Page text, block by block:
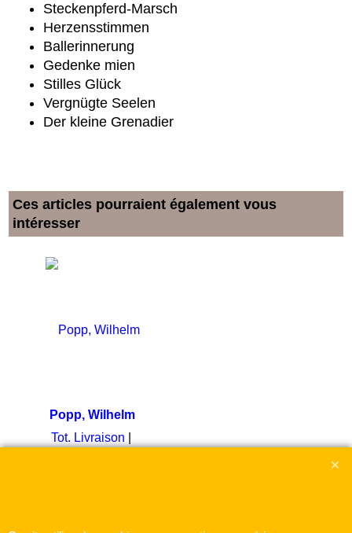
Steckenpferd-Marsch
Herzensstimmen
Ballerinnerung
Gedenke mien
Stilles Glück
Vergnügte Seelen
Der kleine Grenadier
Ces articles pourraient également vous
intéresser
Popp, Wilhelm
Tot. Livraison